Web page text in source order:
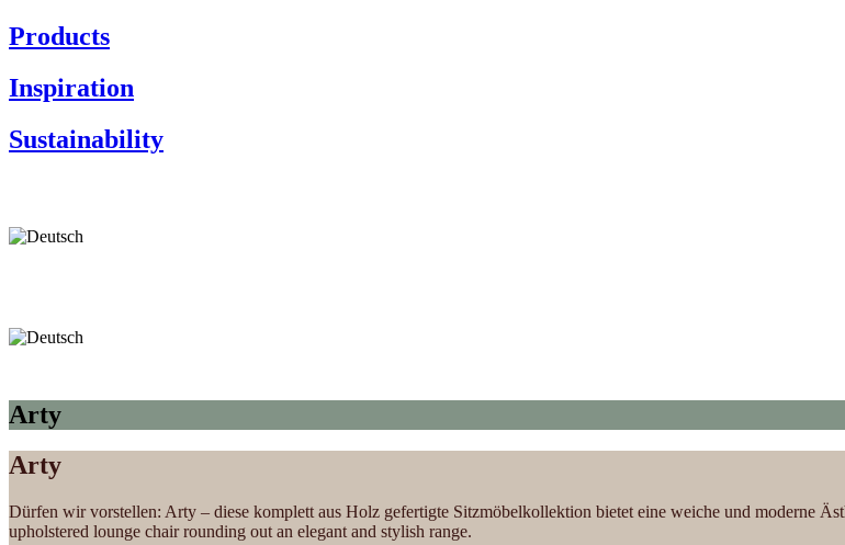
Products
Inspiration
Sustainability
Arty
Arty
Dürfen wir vorstellen: Arty – diese komplett aus Holz gefertigte Sitzmöbelkollektion bietet eine weiche und moderne
upholstered lounge chair rounding out an elegant and stylish range.